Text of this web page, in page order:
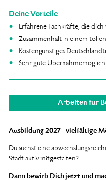
Deine Vorteile
Erfahrene Fachkräfte, die
Zusammenhalt in einem
Kostengünstiges
Sehr gute
Arbeiten für
Ausbildung 2027 - vielfältige
Du suchst eine
Stadt aktiv mitgestalten?
Dann bewirb Dich jetzt und